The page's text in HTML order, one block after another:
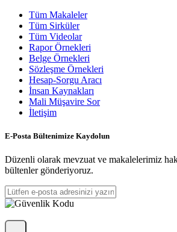
Tüm Makaleler
Tüm Sirküler
Tüm Videolar
Rapor Örnekleri
Belge Örnekleri
Sözleşme Örnekleri
Hesap-Sorgu Aracı
İnsan Kaynakları
Mali Müşavire Sor
İletişim
E-Posta Bültenimize Kaydolun
Düzenli olarak mevzuat ve makalelerimiz
bültenler gönderiyoruz.